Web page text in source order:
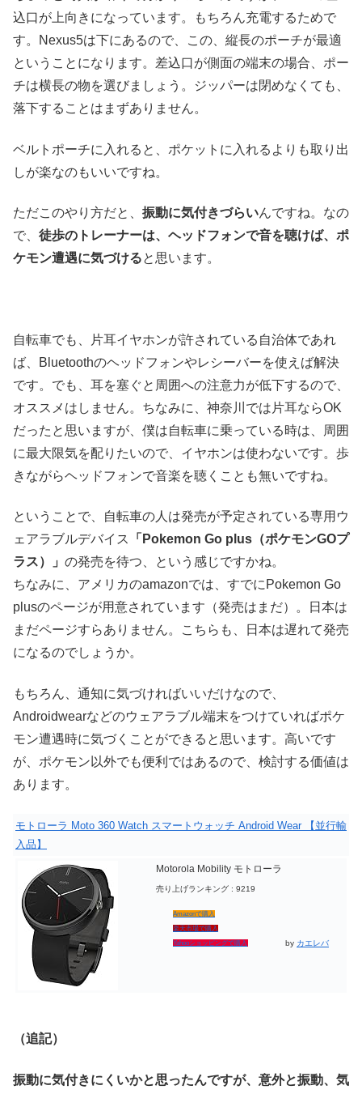
込口が上向きになっています。もちろん充電するためで
す。Nexus5は下にあるので、この、縦長のポーチが最適
ということになります。差込口が側面の端末の場合、ポー
チは横長の物を選びましょう。ジッパーは閉めなくても、
落下することはまずありません。
ベルトポーチに入れると、ポケットに入れるよりも取り出
しが楽なのもいいですね。
ただこのやり方だと、 振動に気付きづらいんですね。なの
で、 徒歩のトレーナーは、ヘッドフォンで音を聴けば、ポ
ケモン遭遇に気づけると思います。
自転車でも、片耳イヤホンが許されている自治体であれ
ば、Bluetoothのヘッドフォンやレシーバーを使えば解決
です。でも、耳を塞ぐと周囲への注意力が低下するので、
オススメはしません。ちなみに、神奈川では片耳ならOK
だったと思いますが、僕は自転車に乗っている時は、周囲
に最大限気を配りたいので、イヤホンは使わないです。歩
きながらヘッドフォンで音楽を聴くことも無いですね。
ということで、自転車の人は発売が予定されている専用ウ
ェアラブルデバイス
「Pokemon Go plus（ポケモンGOプ
ラス）」 の発売を待つ、という感じですかね。
ちなみに、アメリカのamazonでは、すでにPokemon Go
plusのページが用意されています（発売はまだ）。日本は
まだページすらありません。こちらも、日本は遅れて発売
になるのでしょうか。
もちろん、通知に気づければいいだけなので、
Androidwearなどのウェアラブル端末をつけていればポケ
モン遭遇時に気づくことができると思います。高いです
が、ポケモン以外でも便利ではあるので、検討する価値は
あります。
モトローラ Moto 360 Watch スマートウォッチ Android Wear 【並行輸
入品】
Motorola Mobility モトローラ
売り上げランキング : 9219
Amazonで購入
楽天市場で購入
Yahooショッピングで購入
by カエレバ
（追記）
振動に気付きにくいかと思ったんですが、意外と振動、気